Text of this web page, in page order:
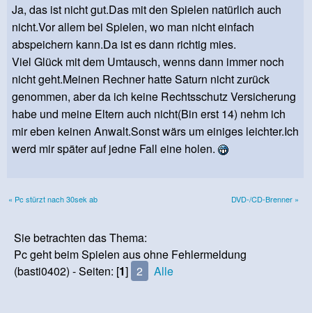
Ja, das ist nicht gut.Das mit den Spielen natürlich auch
nicht.Vor allem bei Spielen, wo man nicht einfach
abspeichern kann.Da ist es dann richtig mies.
Viel Glück mit dem Umtausch, wenns dann immer noch
nicht geht.Meinen Rechner hatte Saturn nicht zurück
genommen, aber da ich keine Rechtsschutz Versicherung
habe und meine Eltern auch nicht(Bin erst 14) nehm ich
mir eben keinen Anwalt.Sonst wärs um einiges leichter.Ich
werd mir später auf jedne Fall eine holen.
« Pc stürzt nach 30sek ab DVD-/CD-Brenner »
Sie betrachten das Thema:
Pc geht beim Spielen aus ohne Fehlermeldung
(basti0402) - Seiten: [1] 2 Alle